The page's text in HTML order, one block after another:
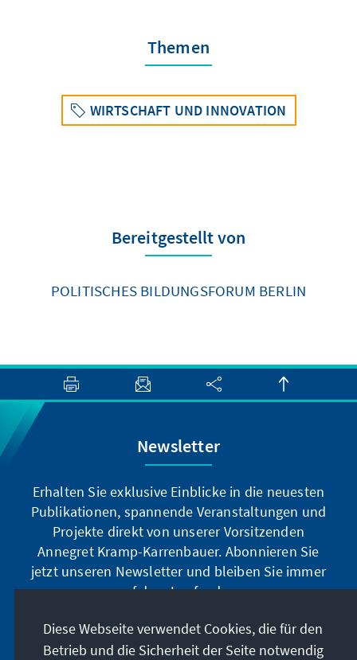
Themen
WIRTSCHAFT UND INNOVATION
Bereitgestellt von
POLITISCHES BILDUNGSFORUM BERLIN
Newsletter
Erhalten Sie exklusive Einblicke in die neuesten
Publikationen, spannende Veranstaltungen und
Projekte direkt von unserer Vorsitzenden
Annegret Kramp-Karrenbauer. Abonnieren Sie
jetzt unseren Newsletter und bleiben Sie immer
auf dem Laufenden.
Jetzt abonnieren
Diese Webseite verwendet Cookies, die für den
Betrieb und die Sicherheit der Seite notwendig